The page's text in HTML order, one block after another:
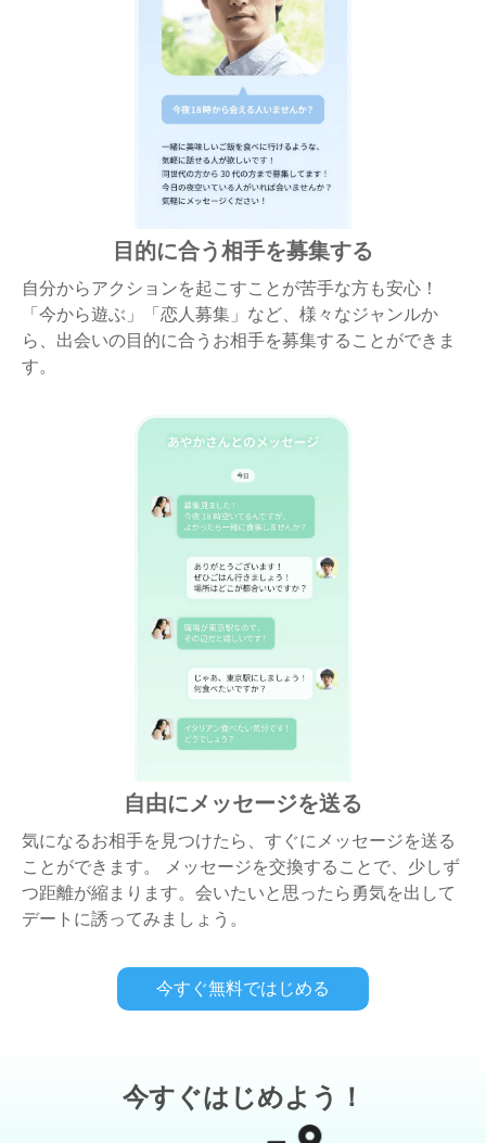
目的に合う相手を募集する
自分からアクションを起こすことが苦手な方も安心！
「今から遊ぶ」「恋人募集」など、様々なジャンルか
ら、出会いの目的に合うお相手を募集することができま
す。
自由にメッセージを送る
気になるお相手を見つけたら、すぐにメッセージを送る
ことができます。 メッセージを交換することで、少しず
つ距離が縮まります。会いたいと思ったら勇気を出して
デートに誘ってみましょう。
今すぐ無料ではじめる
今すぐはじめよう！